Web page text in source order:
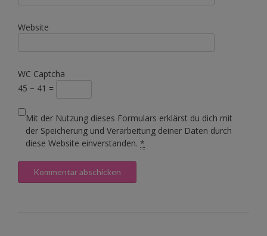
Website
WC Captcha
45 − 41 =
Mit der Nutzung dieses Formulars erklärst du dich mit
der Speicherung und Verarbeitung deiner Daten durch
diese Website einverstanden. *